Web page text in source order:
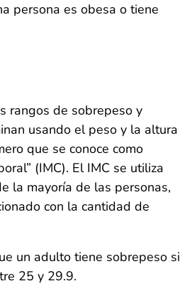
persona es obesa o tiene
rangos de sobrepeso y
usando el peso y la altura
que se conoce como
(IMC). El IMC se utiliza
la mayoría de las personas,
con la cantidad de
un adulto tiene sobrepeso si
25 y 29.9.